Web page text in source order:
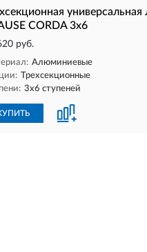
универсальная
CORDA 3х6
руб.
Алюминиевые
Трехсекционные
3х6 ступеней